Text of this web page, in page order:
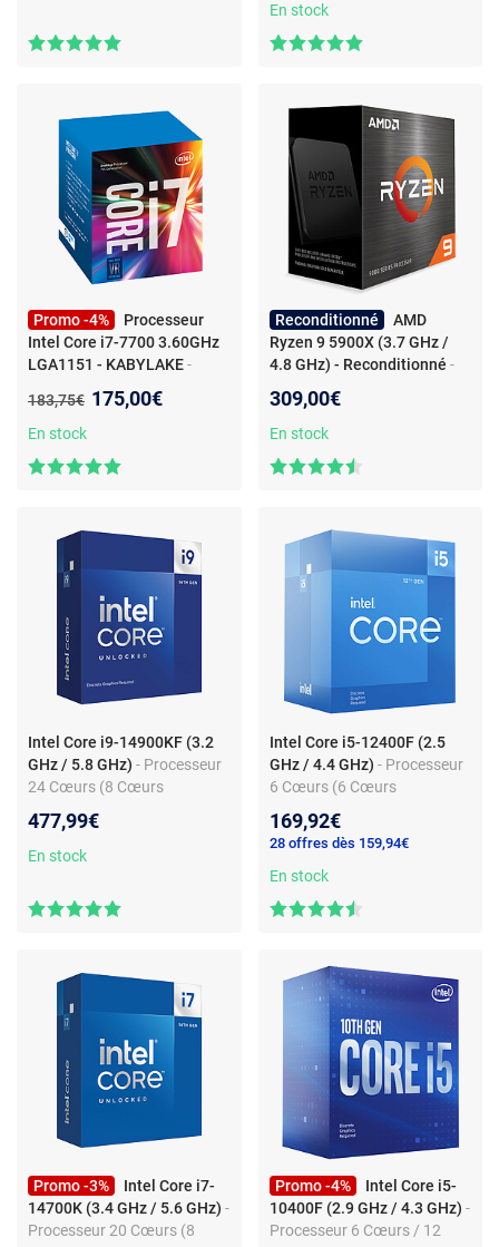
En stock
Promo -4%
Processeur
Intel Core i7-7700 3.60GHz
LGA1151 - KABYLAKE-
7700 3.60GHz LGA1151 -
KABYLAKE
Ancien prix :
183,75€ Nouveau prix :
175,00€
En stock
Reconditionné
AMD
Ryzen 9 5900X (3.7 GHz /
4.8 GHz) - Reconditionné -
Threads - Socket AM4 -
Game Cache 70 Mo - 7 nm -
sans ventilateur - garantie
309,00€
En stock
Intel Core i9-14900KF (3.2
GHz / 5.8 GHz) - Processeur
24 Cœurs (8 Cœurs
Efficient) 32 Threads - Socket
1700 - Cache L3 36 Mo -
sans ventilateur - garantie
Intel 3 ans)
477,99€
En stock
Intel Core i5-12400F (2.5
GHz / 4.4 GHz) - Processeur
6 Cœurs (6 Cœurs
Socket 1700 - Cache L3 18
Mo - 0.010 micron (version
boîte avec ventilateur -
garantie Intel 3 ans)
169,92€
28 offres dès 159,94€
En stock
Promo -3%
Intel Core i7-
14700K (3.4 GHz / 5.6 GHz) -
Processeur 20 Cœurs (8
Promo -4%
Intel Core i5-
10400F (2.9 GHz / 4.3 GHz) -
Processeur 6 Cœurs / 12